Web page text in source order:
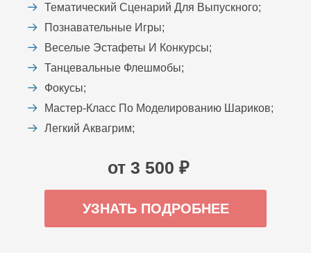
Тематический Сценарий Для Выпускного;
Познавательные Игры;
Веселые Эстафеты И Конкурсы;
Танцевальные Флешмобы;
Фокусы;
Мастер-Класс По Моделированию Шариков;
Легкий Аквагрим;
от 3 500 ₽
УЗНАТЬ ПОДРОБНЕЕ